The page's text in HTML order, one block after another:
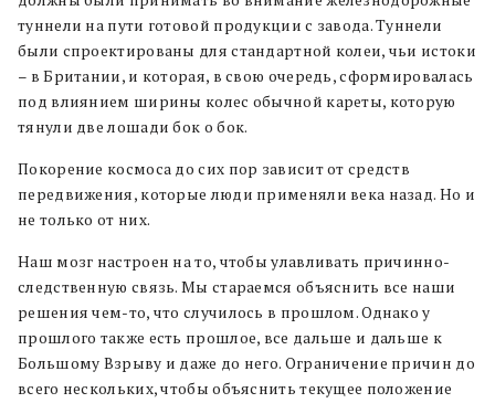
туннели на пути готовой продукции с завода. Туннели
были спроектированы для стандартной колеи, чьи истоки
– в Британии, и которая, в свою очередь, сформировалась
под влиянием ширины колес обычной кареты, которую
тянули две лошади бок о бок.
Покорение космоса до сих пор зависит от средств
передвижения, которые люди применяли века назад. Но и
не только от них.
Наш мозг настроен на то, чтобы улавливать причинно-
следственную связь. Мы стараемся объяснить все наши
решения чем-то, что случилось в прошлом. Однако у
прошлого также есть прошлое, все дальше и дальше к
Большому Взрыву и даже до него. Ограничение причин до
всего нескольких, чтобы объяснить текущее положение